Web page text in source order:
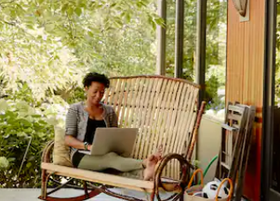
vya juu na chini au uchunguze kwa